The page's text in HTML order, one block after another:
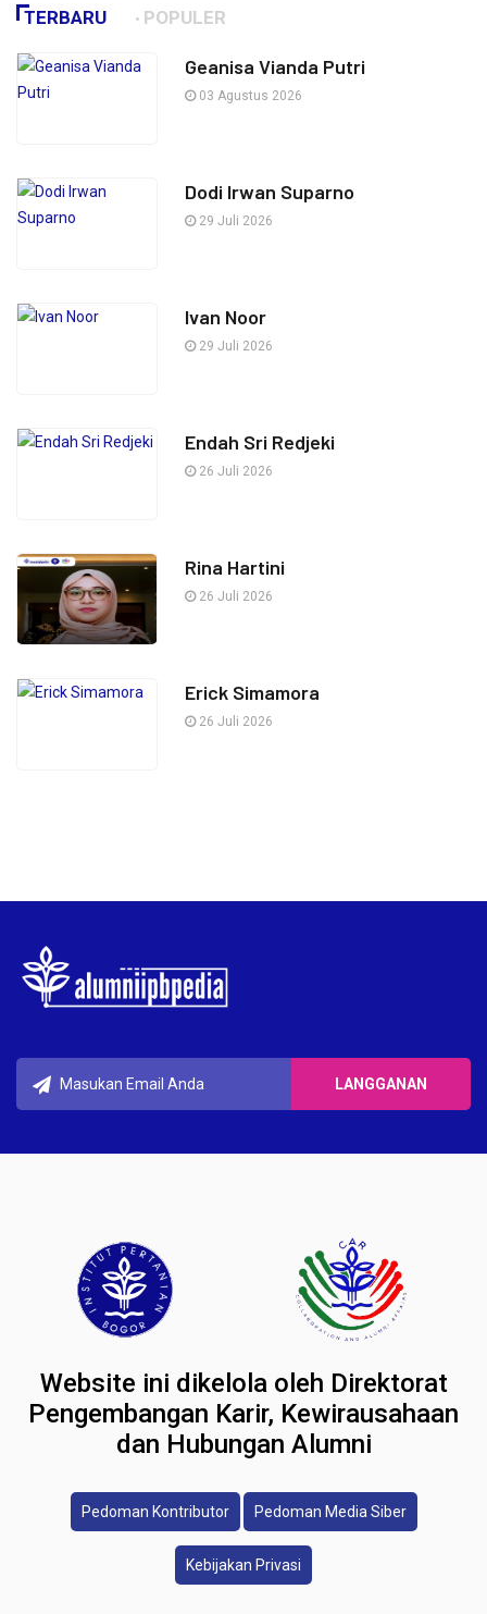
TERBARU POPULER
Geanisa Vianda Putri
03 Agustus 2026
Dodi Irwan Suparno
29 Juli 2026
Ivan Noor
29 Juli 2026
Endah Sri Redjeki
26 Juli 2026
Rina Hartini
26 Juli 2026
Erick Simamora
26 Juli 2026
Website ini dikelola oleh Direktorat
Pengembangan Karir, Kewirausahaan
dan Hubungan Alumni
Pedoman Kontributor Pedoman Media Siber
Kebijakan Privasi